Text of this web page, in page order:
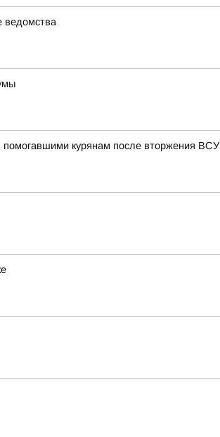
ведомства
помогавшими курянам после вторжения ВСУ